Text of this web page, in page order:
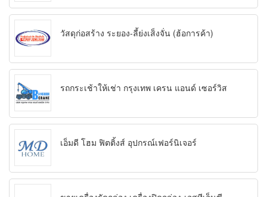
วัสดุก่อสร้าง ระยอง-ลี้ย่งเส็งจั่น (ฮ้อการค้า)
รถกระเช้าให้เช่า กรุงเทพ เครน แอนด์ เซอร์วิส
เอ็มดี โฮม ฟิตติ้งส์ อุปกรณ์เฟอร์นิเจอร์